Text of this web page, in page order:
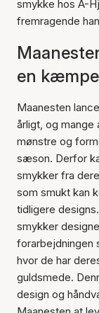
smykke hos A-
fremragende
en
Maanesten
årligt, og mange
mønstre og
sæson. Derfor
smykker fra
som smukt kan
tidligere
smykker
forarbejdningen
hvor de har
guldsmede.
design og